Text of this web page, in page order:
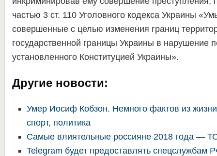
частью 3 ст. 110 Уголовного кодекса Украины
совершенные с целью изменения границ
государственной границы Украины в нарушение
установленного Конституцией Украины».
Другие новости:
Умер Иосиф Кобзон. Немного фактов из
спорт, политика
Самые влиятельные россияне 2018 года —
Telegram будет предоставлять спецслужбам